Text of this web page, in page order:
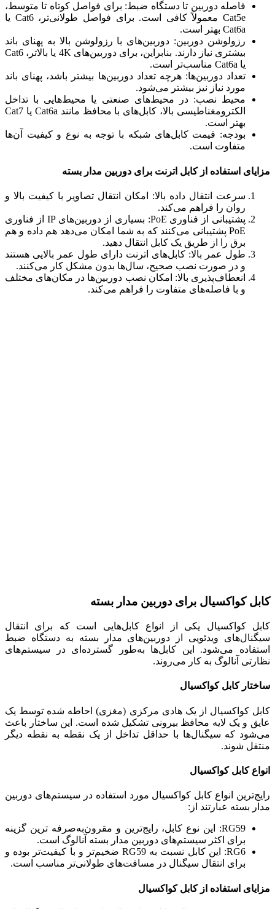
فاصله دوربین تا دستگاه ضبط: برای فواصل کوتاه تا متوسط،
Cat5e معمولاً کافی است. برای فواصل طولانی‌تر، Cat6 یا
Cat6a بهتر است.
رزولوشن دوربین: دوربین‌های با رزولوشن بالا به پهنای باند
بیشتری نیاز دارند. بنابراین، برای دوربین‌های 4K یا بالاتر، Cat6
یا Cat6a مناسب‌تر است.
تعداد دوربین‌ها: هرچه تعداد دوربین‌ها بیشتر باشد، پهنای باند
مورد نیاز نیز بیشتر می‌شود.
محیط نصب: در محیط‌های صنعتی یا محیط‌هایی با تداخل
الکترومغناطیسی بالا، کابل‌های با محافظ مانند Cat6a یا Cat7
بهتر است.
بودجه: قیمت کابل‌های شبکه با توجه به نوع و کیفیت آن‌ها
متفاوت است.
مزایای استفاده از کابل اترنت برای دوربین مدار بسته
سرعت انتقال داده بالا: امکان انتقال تصاویر با کیفیت بالا و
روان را فراهم می‌کند.
پشتیبانی از فناوری PoE: بسیاری از دوربین‌های IP از فناوری
PoE پشتیبانی می‌کنند که به شما امکان می‌دهد هم داده و هم
برق را از طریق یک کابل انتقال دهید.
طول عمر بالا: کابل‌های اترنت دارای طول عمر بالایی هستند
و در صورت نصب صحیح، سال‌ها بدون مشکل کار می‌کنند.
انعطاف‌پذیری بالا: امکان نصب دوربین‌ها در مکان‌های مختلف
و با فاصله‌های متفاوت را فراهم می‌کند.
کابل کواکسیال برای دوربین مدار بسته
کابل کواکسیال یکی از انواع کابل‌هایی است که برای انتقال
سیگنال‌های ویدئویی از دوربین‌های مدار بسته به دستگاه ضبط
استفاده می‌شود. این کابل‌ها به‌طور گسترده‌ای در سیستم‌های
نظارتی آنالوگ به کار می‌روند.
ساختار کابل کواکسیال
کابل کواکسیال از یک هادی مرکزی (مغزی) احاطه شده توسط یک
عایق و یک لایه محافظ بیرونی تشکیل شده است. این ساختار باعث
می‌شود که سیگنال‌ها با حداقل تداخل از یک نقطه به نقطه دیگر
منتقل شوند.
انواع کابل کواکسیال
رایج‌ترین انواع کابل کواکسیال مورد استفاده در سیستم‌های دوربین
مدار بسته عبارتند از:
RG59: این نوع کابل، رایج‌ترین و مقرون‌به‌صرفه ترین گزینه
برای اکثر سیستم‌های دوربین مدار بسته آنالوگ است.
RG6: این کابل نسبت به RG59 ضخیم‌تر و با کیفیت‌تر بوده و
برای انتقال سیگنال در مسافت‌های طولانی‌تر مناسب است.
مزایای استفاده از کابل کواکسیال